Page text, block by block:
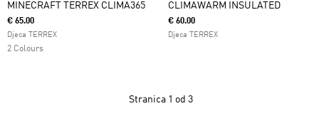
MINECRAFT TERREX CLIMA365
€ 65.00
Djeca TERREX
2 Colours
CLIMAWARM INSULATED
€ 60.00
Djeca TERREX
Stranica 1 od 3